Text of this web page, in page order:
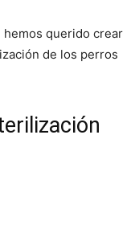
hemos querido crear
de los perros